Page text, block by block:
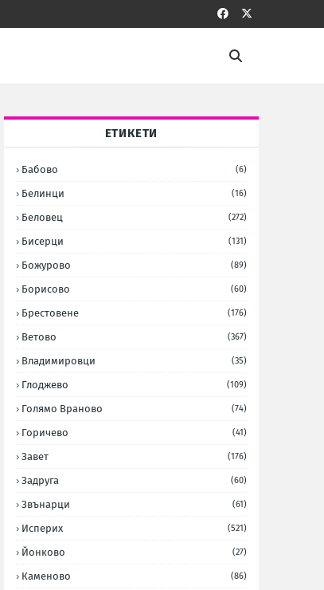
ЕТИКЕТИ
Бабово (6)
Белинци (16)
Беловец (272)
Бисерци (131)
Божурово (89)
Борисово (60)
Брестовене (176)
Ветово (367)
Владимировци (35)
Глоджево (109)
Голямо Враново (74)
Горичево (41)
Завет (176)
Задруга (60)
Звънарци (61)
Исперих (521)
Йонково (27)
Каменово (86)